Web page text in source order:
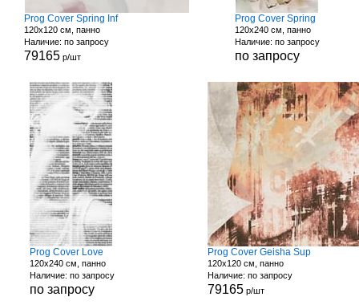
Prog Cover Spring Inf
120x120 см, панно
Наличие: по запросу
79165 р/шт
Prog Cover Spring
120x240 см, панно
Наличие: по запросу
по запросу
Prog Cover Love
120x240 см, панно
Наличие: по запросу
по запросу
Prog Cover Geisha Sup
120x120 см, панно
Наличие: по запросу
79165 р/шт